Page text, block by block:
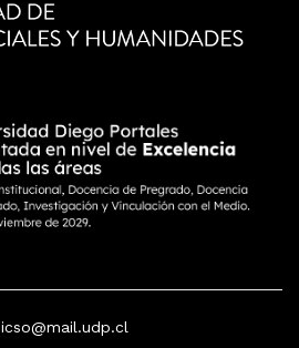
icso@mail.udp.cl